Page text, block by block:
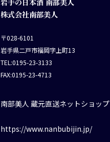
株式会社南部美人
〒028-6101
岩手県二戸市福岡字上町13
TEL:0195-23-3133
FAX:0195-23-4713
南部美人 蔵元直送ネットショップ
https://www.nanbubijin.jp/